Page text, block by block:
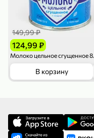
124,99 ₽
149,99 ₽
В корзину